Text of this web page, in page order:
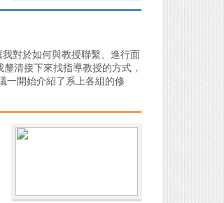
對於如何與教授聯繫、進行面
清接下來找指導教授的方式，
一開始介紹了系上各組的修